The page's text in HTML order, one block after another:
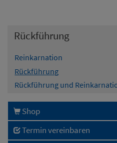
Rückführung
Reinkarnation
Rückführung
Rückführung und
Shop
Termin vereinbaren